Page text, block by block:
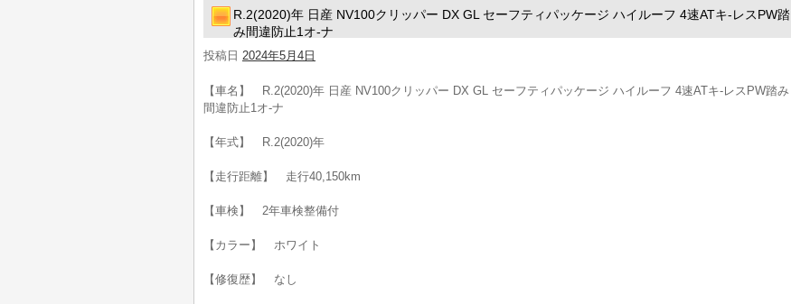
R.2(2020)年 日産 NV100クリッパー DX GL セーフティパッケージ ハイルーフ 4速ATキ-レスPW踏
み間違防止1オ-ナ
投稿日 2024年5月4日
【車名】 R.2(2020)年 日産 NV100クリッパー DX GL セーフティパッケージ ハイルーフ 4速ATキ-レスPW踏み
間違防止1オ-ナ
【年式】 R.2(2020)年
【走行距離】 走行40,150km
【車検】 2年車検整備付
【カラー】 ホワイト
【修復歴】 なし